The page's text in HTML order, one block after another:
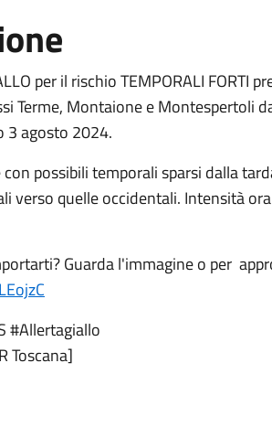
per il rischio TEMPORALI FORTI
Terme, Montaione e Montespertoli
3 agosto 2024.
possibili temporali sparsi dalla
verso quelle occidentali. Intensità
Guarda l'immagine o per
#Allertagiallo
Toscana]